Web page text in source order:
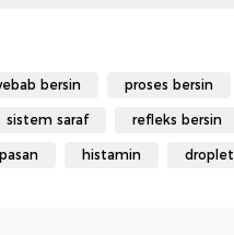
bersin proses bersin
sistem saraf refleks bersin
histamin droplet